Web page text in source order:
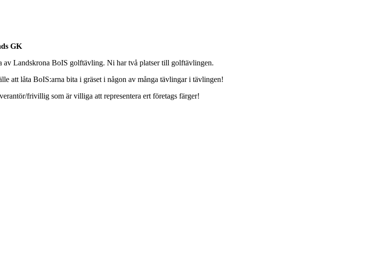
GK
av Landskrona BoIS golftävling. Ni har två platser till golftävlingen.
att låta BoIS:arna bita i gräset i någon av många tävlingar i tävlingen!
frivillig som är villiga att representera ert företags färger!